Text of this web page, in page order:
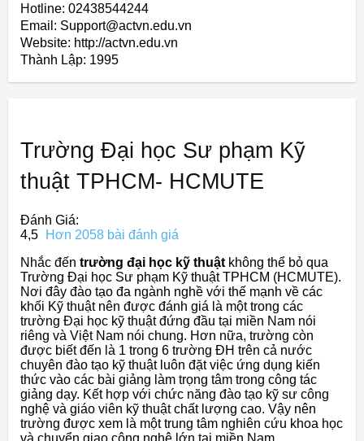
Hotline: 02438544244
Email: Support@actvn.edu.vn
Website: http://actvn.edu.vn
Thành Lập: 1995
Trường Đại học Sư phạm Kỹ
thuật TPHCM- HCMUTE
Đánh Giá:
4,5
Hơn 2058 bài đánh giá
Nhắc đến trường đại học kỹ thuật không thể bỏ qua
Trường Đại học Sư phạm Kỹ thuật TPHCM (HCMUTE).
Nơi đây đào tạo đa ngành nghề với thế mạnh về các
khối Kỹ thuật nên được đánh giá là một trong các
trường Đại học kỹ thuật đứng đầu tại miền Nam nói
riêng và Việt Nam nói chung. Hơn nữa, trường còn
được biết đến là 1 trong 6 trường ĐH trên cả nước
chuyên đào tạo kỹ thuật luôn đặt việc ứng dụng kiến
thức vào các bài giảng làm trọng tâm trong công tác
giảng dạy. Kết hợp với chức năng đào tạo kỹ sư công
nghệ và giáo viên kỹ thuật chất lượng cao. Vậy nên
trường được xem là một trung tâm nghiên cứu khoa học
và chuyển giao công nghệ lớn tại miền Nam.